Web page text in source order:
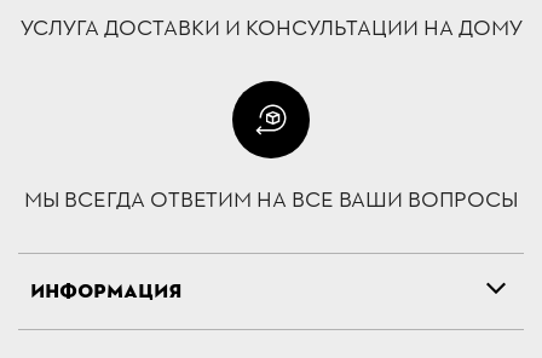
УСЛУГА ДОСТАВКИ И КОНСУЛЬТАЦИИ НА ДОМУ
МЫ ВСЕГДА ОТВЕТИМ НА ВСЕ ВАШИ ВОПРОСЫ
ИНФОРМАЦИЯ